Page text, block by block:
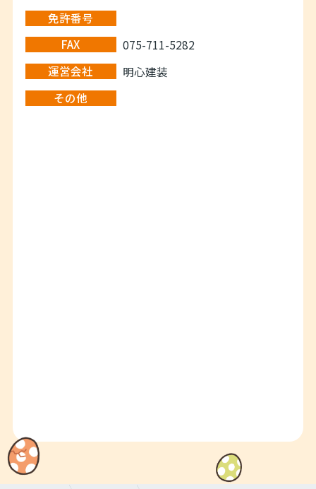
免許番号
FAX
075-711-5282
運営会社
明心建装
その他